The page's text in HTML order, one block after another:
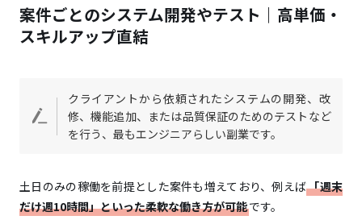
Offers｜エンジニア向けの案件・転職先探しサイトで
スカウト利用も可能
クラウドワークステック｜「クラウドワークス」運営
Midworks｜フリーランスも視野に入れた方におすす
めの案件紹介エージェント
ROSCA freelance｜マージン一律固定制が魅力のエー
ランサーズ｜クラウドソーシングの大手でスキルを
「パッケージ出品」可能
案件ごとのシステム開発やテスト｜高単価・
スキルアップ直結
クライアントから依頼されたシステムの開発、改
修、機能追加、または品質保証のためのテストなど
を行う、最もエンジニアらしい副業です。
土日のみの稼働を前提とした案件も増えており、例えば「週末
だけ週10時間」といった柔軟な働き方が可能です。